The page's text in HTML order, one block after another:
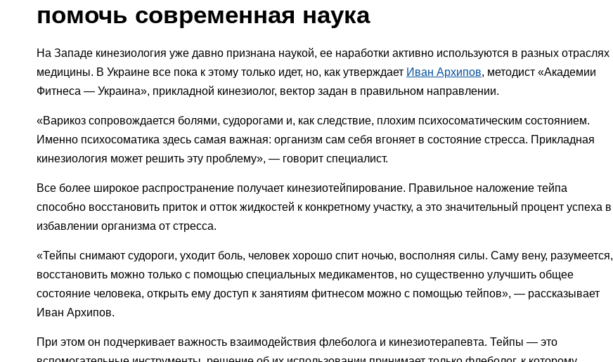
помочь современная наука
На Западе кинезиология уже давно признана наукой, ее наработки активно используются в разных отраслях
медицины. В Украине все пока к этому только идет, но, как утверждает Иван Архипов, методист «Академии
Фитнеса — Украина», прикладной кинезиолог, вектор задан в правильном направлении.
«Варикоз сопровождается болями, судорогами и, как следствие, плохим психосоматическим состоянием.
Именно психосоматика здесь самая важная: организм сам себя вгоняет в состояние стресса. Прикладная
кинезиология может решить эту проблему», — говорит специалист.
Все более широкое распространение получает кинезиотейпирование. Правильное наложение тейпа
способно восстановить приток и отток жидкостей к конкретному участку, а это значительный процент успеха в
избавлении организма от стресса.
«Тейпы снимают судороги, уходит боль, человек хорошо спит ночью, восполняя силы. Саму вену, разумеется,
восстановить можно только с помощью специальных медикаментов, но существенно улучшить общее
состояние человека, открыть ему доступ к занятиям фитнесом можно с помощью тейпов», — рассказывает
Иван Архипов.
При этом он подчеркивает важность взаимодействия флеболога и кинезиотерапевта. Тейпы — это